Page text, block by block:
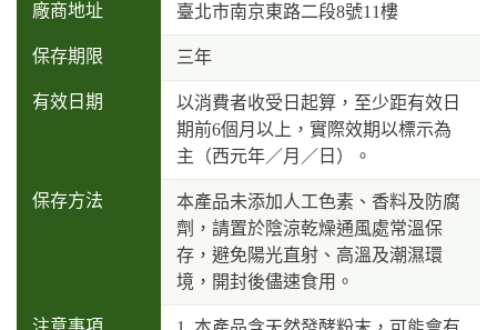
廠商地址 臺北市南京東路二段8號11樓
保存期限 三年
有效日期
以消費者收受日起算，至少距有效日
期前6個月以上，實際效期以標示為
主（西元年／月／日）。
保存方法
本產品未添加人工色素、香料及防腐
劑，請置於陰涼乾燥通風處常溫保
存，避免陽光直射、高溫及潮濕環
境，開封後儘速食用。
注意事項